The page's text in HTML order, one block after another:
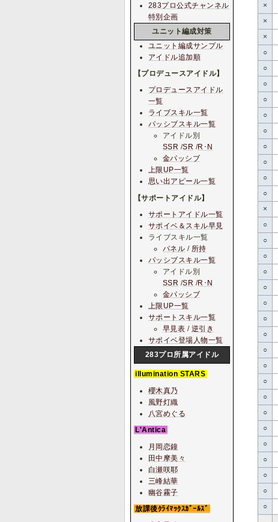
×
×
×
○
○
○
○
○
○
○
○
○
○
×
○
○
○
○
○
○
○
○
○
○
○
○
○
○
○
○
○
○
○
283プロ公式チャンネル
特別企画
ユニット編成対策
ユニット編成サンプル
アイドル追加順
【プロデュースアイドル】
プロデュースアイドル
一覧
ライブスキル一覧
パッシブスキル一覧
アイドル別
SSR /SR /R･N
金パッシブ
上限UP一覧
思い出アピール一覧
【サポートアイドル】
サポートアイドル一覧
サポイベ＆スキル早見
ライブスキル一覧
パネル / 所持
パッシブスキル一覧
アイドル別
SSR /SR /R･N
金パッシブ
上限UP一覧
サポートスキル一覧
早見表 / 逆引き
サポイベ登場人物一覧
283プロ所属アイドル
illumination STARS
櫻木真乃
風野灯織
八宮めぐる
L'Antica
月岡恋鐘
田中摩美々
白瀬咲耶
三峰結華
幽谷霧子
放課後ｸﾗｲﾏｯｸｽｶﾞｰﾙｽﾞ